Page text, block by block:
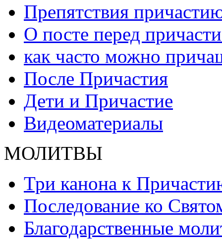
Препятствия
О посте перед
как часто можно
После Причастия
Дети и Причастие
Видеоматериалы
МОЛИТВЫ
Три канона к
Последование ко
Благодарственные